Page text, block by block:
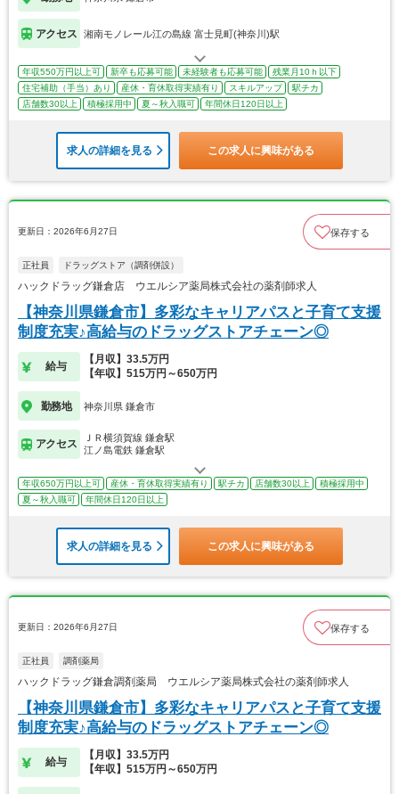
アクセス 湘南モノレール江の島線 富士見町(神奈川)駅
年収550万円以上可 新卒も応募可能 未経験者も応募可能
残業月10ｈ以下
住宅補助（手当）あり
産休・育休取得実績有り スキルアップ
駅チカ
店舗数30以上
積極採用中 夏～秋入職可 年間休日120日以上
求人の詳細を見る この求人に興味がある
更新日：2026年6月27日 保存する
正社員 ドラッグストア（調剤併設）
ハックドラッグ鎌倉店 ウエルシア薬局株式会社の薬剤師求人
【神奈川県鎌倉市】多彩なキャリアパスと子育て支援
制度充実♪高給与のドラッグストアチェーン◎
給与
【月収】33.5万円
【年収】515万円～650万円
勤務地 神奈川県 鎌倉市
アクセス
ＪＲ横須賀線 鎌倉駅
江ノ島電鉄 鎌倉駅
年収650万円以上可 産休・育休取得実績有り 駅チカ 店舗数30以上
積極採用中
夏～秋入職可
年間休日120日以上
求人の詳細を見る この求人に興味がある
更新日：2026年6月27日 保存する
正社員 調剤薬局
ハックドラッグ鎌倉調剤薬局 ウエルシア薬局株式会社の薬剤師求人
【神奈川県鎌倉市】多彩なキャリアパスと子育て支援
制度充実♪高給与のドラッグストアチェーン◎
給与
【月収】33.5万円
【年収】515万円～650万円